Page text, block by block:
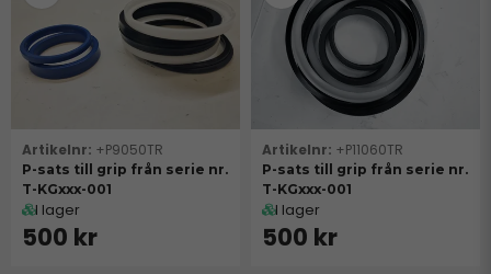
+P9050TR
P-sats till grip från serie nr.
T-KGxxx-001
I lager
500 kr
+P11060TR
P-sats till grip från serie nr.
T-KGxxx-001
I lager
500 kr